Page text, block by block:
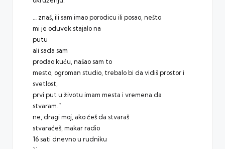
… znaš, ili sam imao porodicu ili posao, nešto
mi je oduvek stajalo na
putu
ali sada sam
prodao kuću, našao sam to
mesto, ogroman studio, trebalo bi da vidiš prostor i
svetlost,
prvi put u životu imam mesta i vremena da
stvaram.“
ne, dragi moj, ako ćeš da stvaraš
stvaraćeš, makar radio
16 sati dnevno u rudniku